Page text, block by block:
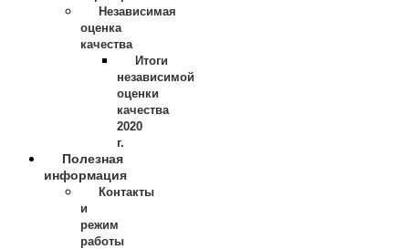
Независимая
оценка
качества
Итоги
независимой
оценки
качества
2020
г.
Полезная
информация
Контакты
и
режим
работы